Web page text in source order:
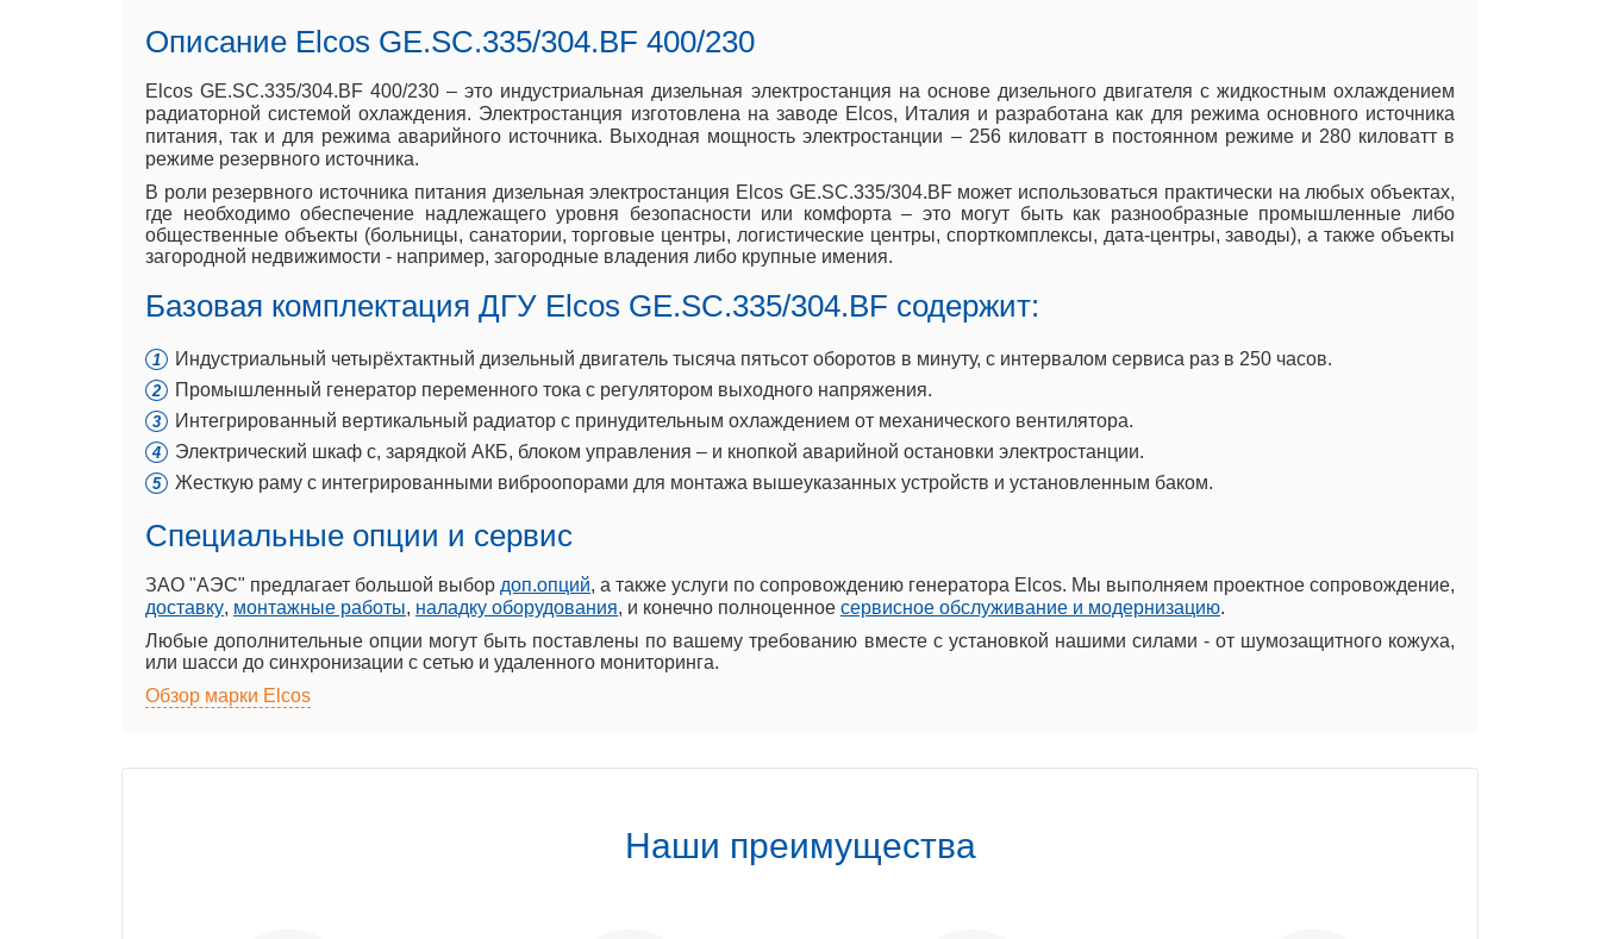
Описание Elcos GE.SC.335/304.BF 400/230
Elcos GE.SC.335/304.BF 400/230 – это индустриальная дизельная электростанция на основе дизельного двигателя с жидкостным охлаждением
радиаторной системой охлаждения. Электростанция изготовлена на заводе Elcos, Италия и разработана как для режима основного источника
питания, так и для режима аварийного источника. Выходная мощность электростанции – 256 киловатт в постоянном режиме и 280 киловатт в
режиме резервного источника.
В роли резервного источника питания дизельная электростанция Elcos GE.SC.335/304.BF может использоваться практически на любых объектах,
где необходимо обеспечение надлежащего уровня безопасности или комфорта – это могут быть как разнообразные промышленные либо
общественные объекты (больницы, санатории, торговые центры, логистические центры, спорткомплексы, дата-центры, заводы), а также объекты
загородной недвижимости - например, загородные владения либо крупные имения.
Базовая комплектация ДГУ Elcos GE.SC.335/304.BF содержит:
Индустриальный четырёхтактный дизельный двигатель тысяча пятьсот оборотов в минуту, с интервалом сервиса раз в 250 часов.
Промышленный генератор переменного тока с регулятором выходного напряжения.
Интегрированный вертикальный радиатор с принудительным охлаждением от механического вентилятора.
Электрический шкаф с, зарядкой АКБ, блоком управления – и кнопкой аварийной остановки электростанции.
Жесткую раму с интегрированными виброопорами для монтажа вышеуказанных устройств и установленным баком.
Специальные опции и сервис
ЗАО "АЭС" предлагает большой выбор доп.опций, а также услуги по сопровождению генератора Elcos. Мы выполняем проектное сопровождение,
доставку, монтажные работы, наладку оборудования, и конечно полноценное сервисное обслуживание и модернизацию.
Любые дополнительные опции могут быть поставлены по вашему требованию вместе с установкой нашими силами - от шумозащитного кожуха,
или шасси до синхронизации с сетью и удаленного мониторинга.
Обзор марки Elcos
Наши преимущества